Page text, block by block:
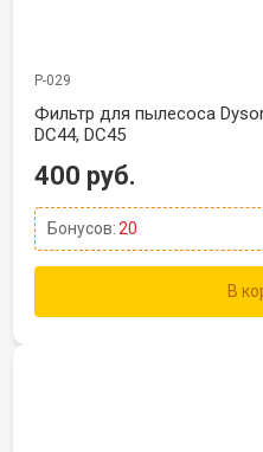
Р-029
Фильтр для пылесоса
DC44, DC45
400 руб.
Бонусов:20
В